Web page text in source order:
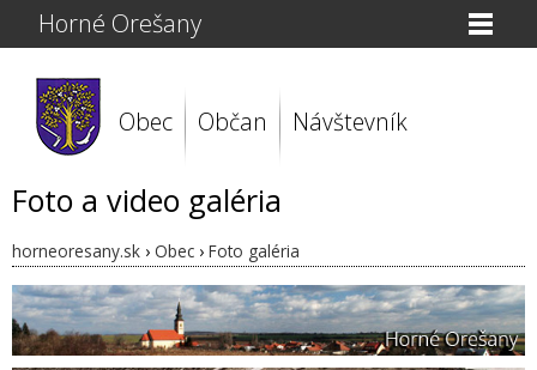
Horné Orešany
Obec Občan Návštevník
Foto a video galéria
horneoresany.sk › Obec › Foto galéria